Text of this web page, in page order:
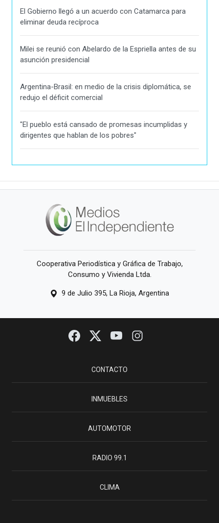
El Gobierno llegó a un acuerdo con Catamarca para
eliminar deuda recíproca
Milei se reunió con Abelardo de la Espriella antes de su
asunción presidencial
Argentina-Brasil: en medio de la crisis diplomática, se
redujo el déficit comercial
"El pueblo está cansado de promesas incumplidas y
dirigentes que hablan de los pobres"
Cooperativa Periodística y Gráfica de Trabajo,
Consumo y Vivienda Ltda.
9 de Julio 395, La Rioja, Argentina
CONTACTO
INMUEBLES
AUTOMOTOR
RADIO 99.1
CLIMA